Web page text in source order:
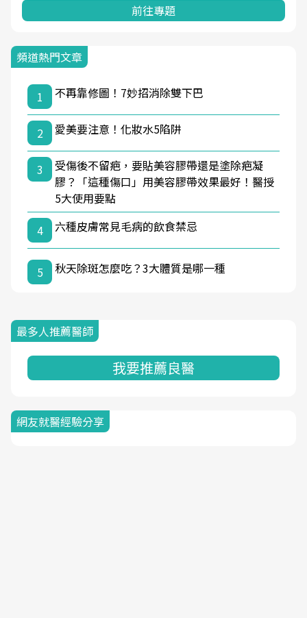
前往專題
頻道熱門文章
1 不再靠修圖！7妙招消除雙下巴
2 愛美要注意！化妝水5陷阱
3
受傷後不留疤，要貼美容膠帶還是塗除疤凝
膠？「這種傷口」用美容膠帶效果最好！醫授
5大使用要點
4
六種皮膚常見毛病的飲食禁忌
5 秋天除斑怎麼吃？3大體質是哪一種
最多人推薦醫師
我要推薦良醫
網友就醫經驗分享